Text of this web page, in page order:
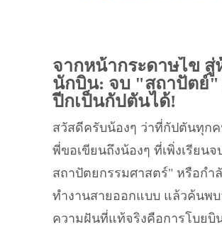
จากหน้ากระดาษไข สู่
นักบิน: จบ "สถาปัตย์"
ปีกเป็นกัปตันได้!
สวัสดีครับน้องๆ ว่าที่กัปตันทุก
พี่ขอเขียนถึงน้องๆ ที่เพิ่งเรียน
สถาปัตยกรรมศาสตร์" หรือกำ
ทำงานสายออกแบบ แล้วค้นพบ
ความฝันที่แท้จริงคือการโบยบิ